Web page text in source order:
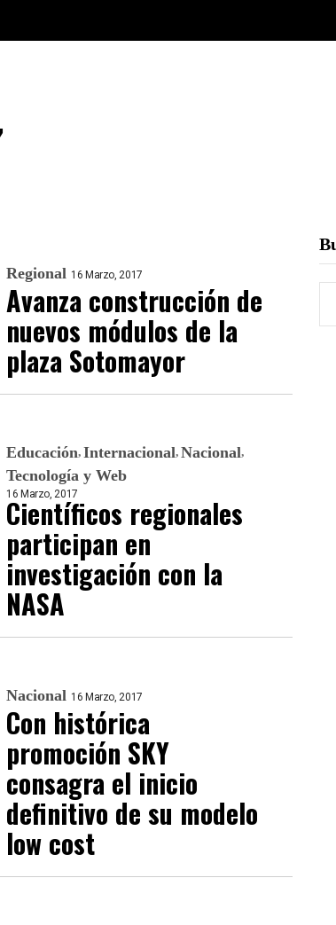
Regional 16 Marzo, 2017
Avanza construcción de
nuevos módulos de la
plaza Sotomayor
Educación Internacional Nacional
Tecnología y Web
16 Marzo, 2017
Científicos regionales
participan en
investigación con la
NASA
Nacional 16 Marzo, 2017
Con histórica
promoción SKY
consagra el inicio
definitivo de su modelo
low cost